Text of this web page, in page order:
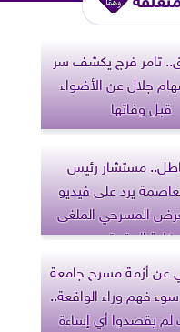
تامر فرج يكشف سر
جلال عن الأضواء
قبل وفاتها
مستشار رئيس
يرد على فيديو
المسرحي الملغى
بكلية الحقوق
عن أزمة مسرح جامعة
فهم وراء الواقعة..
لم يقصدوا أي إساءة